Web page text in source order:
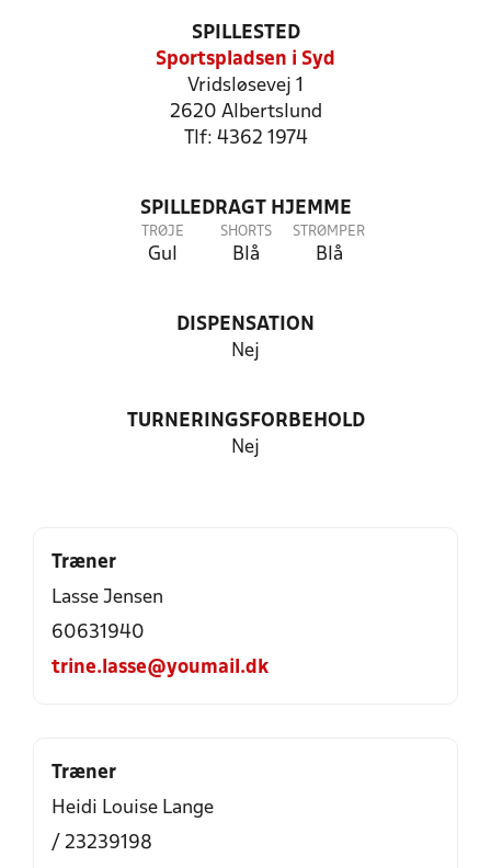
SPILLESTED
Sportspladsen i Syd
Vridsløsevej 1
2620 Albertslund
Tlf: 4362 1974
SPILLEDRAGT HJEMME
TRØJE
Gul
SHORTS
Blå
STRØMPER
Blå
DISPENSATION
Nej
TURNERINGSFORBEHOLD
Nej
Træner
Lasse Jensen
60631940
trine.lasse@youmail.dk
Træner
Heidi Louise Lange
/ 23239198